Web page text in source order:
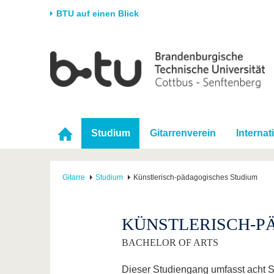
BTU auf einen Blick
Universität
Karriere & Engagement
Partnerschaften &
Strukturwandel
Forschung
Förderung
Wissenschaftlicher
Nachwuchs
Im
Studium Gitarrenverein
Gitarre Studium Künstlerisch-pädagogisches Studium
KÜNSTLERISCH-
BACHELOR OF ARTS
Dieser Studiengang umfasst acht